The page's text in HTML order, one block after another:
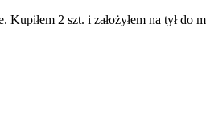
Kupiłem 2 szt. i założyłem na tył do